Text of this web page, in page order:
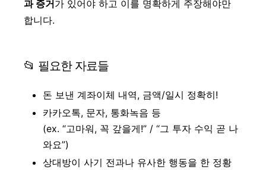
과 증거 가 있어야 하고 이를 명확하게 주장해야만
합니다.
📂 필요한 자료들
돈 보낸 계좌이체 내역, 금액/일시 정확히!
카카오톡, 문자, 통화녹음 등
(ex. “고마워, 꼭 갚을게!” / “그 투자 수익 곧 나
와요”)
상대방이 사기 전과나 유사한 행동을 한 정황